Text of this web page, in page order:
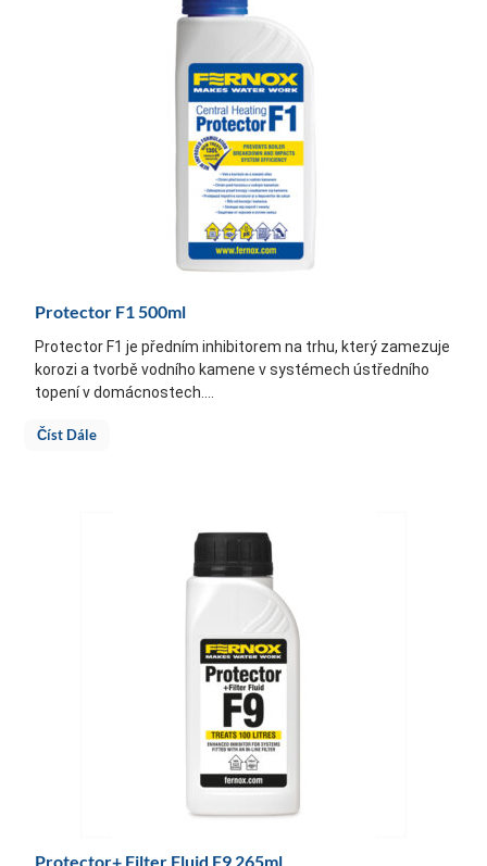
Protector F1 500ml
Protector F1 je předním inhibitorem na trhu, který zamezuje
korozi a tvorbě vodního kamene v systémech ústředního
topení v domácnostech....
Číst Dále
Protector+ Filter Fluid F9 265ml